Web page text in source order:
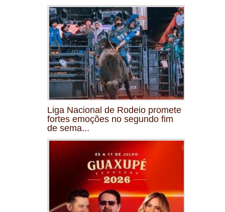
Liga Nacional de Rodeio promete
fortes emoções no segundo fim
de sema...